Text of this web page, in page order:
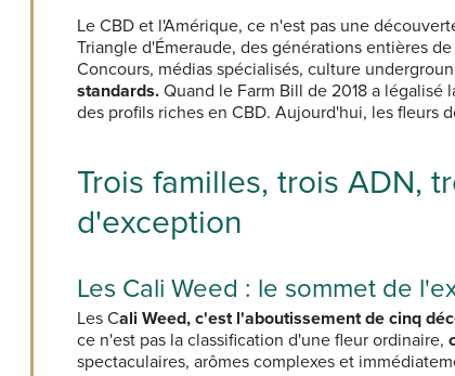
Le CBD et l'Amérique, ce n'est pas une
Triangle d'Émeraude, des générations entières
Concours, médias spécialisés, culture
standards. Quand le Farm Bill de 2018 a
des profils riches en CBD. Aujourd'hui, les fleurs
Trois familles, trois ADN,
d'exception
Les Cali Weed : le sommet de
Les Cali Weed, c'est l'aboutissement de cinq
ce n'est pas la classification d'une fleur ordinaire,
spectaculaires, arômes complexes et